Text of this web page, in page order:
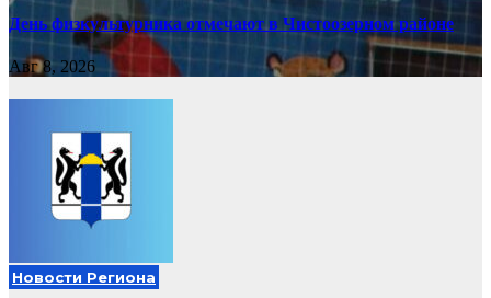
День физкультурника отмечают в Чистоозерном районе
Авг 8, 2026
Новости Региона